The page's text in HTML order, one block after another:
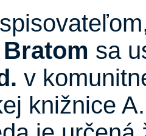
sa
v
knižnice